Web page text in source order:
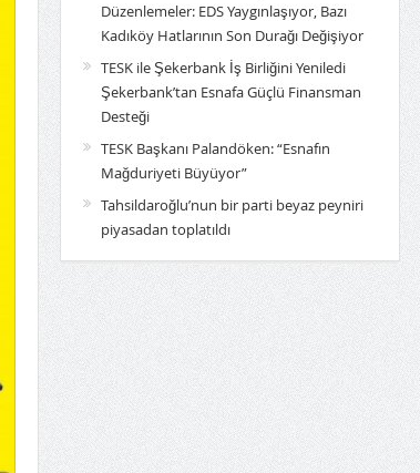
Düzenlemeler: EDS Yaygınlaşıyor, Bazı
Kadıköy Hatlarının Son Durağı Değişiyor
TESK ile Şekerbank İş Birliğini Yeniledi
Şekerbank’tan Esnafa Güçlü Finansman
Desteği
TESK Başkanı Palandöken: “Esnafın
Mağduriyeti Büyüyor”
Tahsildaroğlu’nun bir parti beyaz peyniri
piyasadan toplatıldı